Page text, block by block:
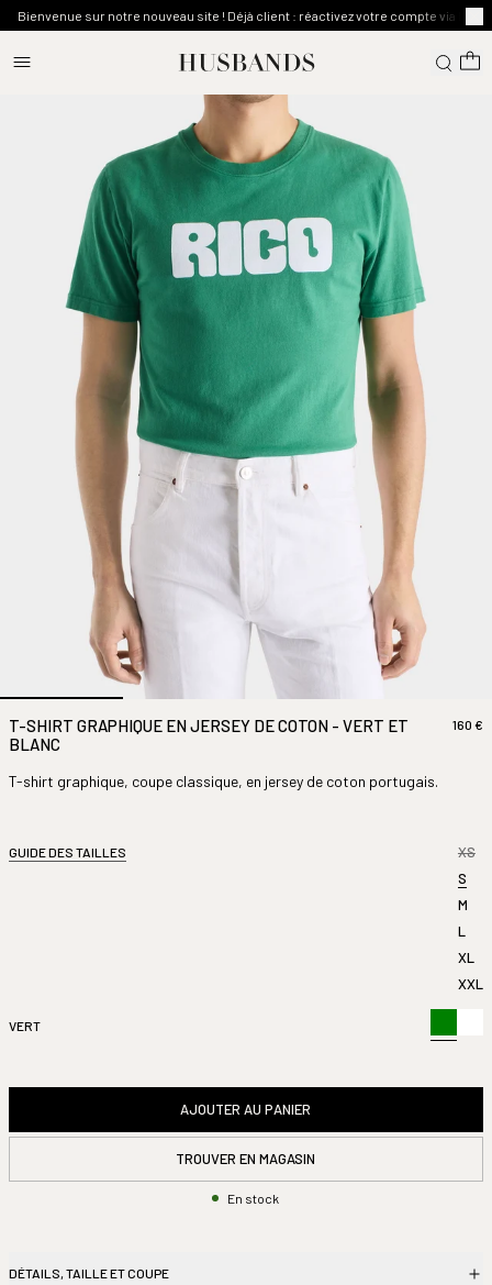
Bienvenue sur notre nouveau site ! Déjà client : réactivez votre compte via
T-SHIRT GRAPHIQUE EN JERSEY DE COTON - VERT ET
BLANC
160 €
T-shirt graphique, coupe classique, en jersey de coton portugais.
GUIDE DES TAILLES
XS
S
M
L
XL
XXL
VERT
AJOUTER AU PANIER
TROUVER EN MAGASIN
En stock
DÉTAILS, TAILLE ET COUPE